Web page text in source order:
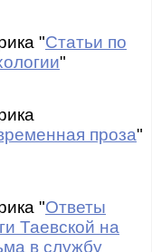
"Статьи по
"
проза"
"Ответы
Таевской на
в службу